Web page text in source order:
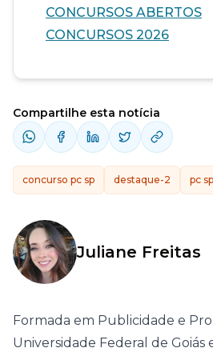
CONCURSOS ABERTOS
CONCURSOS 2026
Compartilhe esta notícia
concurso pc sp destaque-2 pc sp
Juliane Freitas
Formada em Publicidade e
Universidade Federal de Goiás